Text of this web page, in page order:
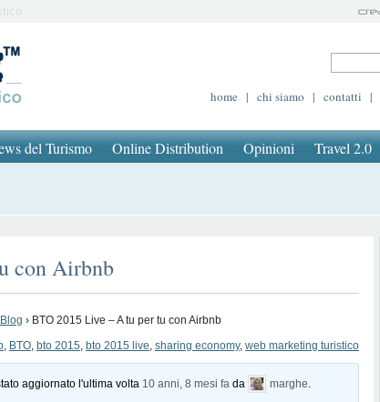
home | chi siamo | contatti |
del Turismo Online Distribution Opinioni Travel 2.0
con Airbnb
› BTO 2015 Live – A tu per tu con Airbnb
, BTO, bto 2015, bto 2015 live, sharing economy, web marketing turistico
aggiornato l'ultima volta 10 anni, 8 mesi fa da marghe